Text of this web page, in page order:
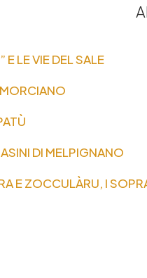
E LE VIE DEL SALE
DI MELPIGNANO
E ZOCCULÀRU, I